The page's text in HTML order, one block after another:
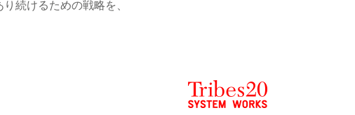
続けるための戦略を、